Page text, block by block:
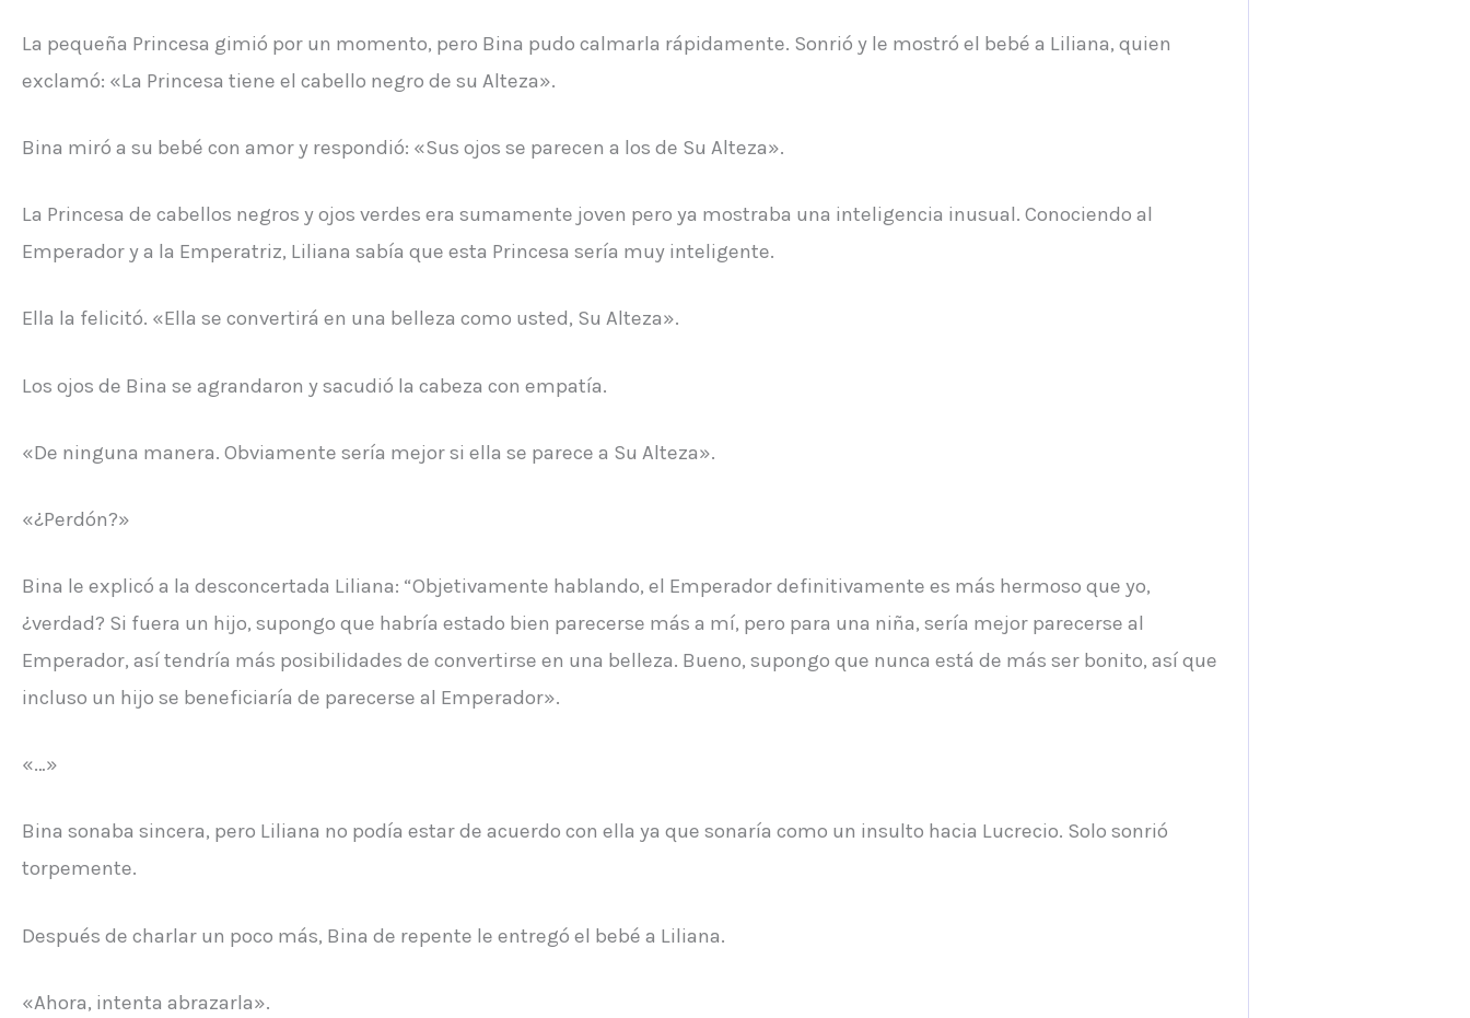
La pequeña Princesa gimió por un momento, pero Bina pudo calmarla rápidamente. Sonrió y le mostró el bebé a Liliana, quien
exclamó: «La Princesa tiene el cabello negro de su Alteza».
Bina miró a su bebé con amor y respondió: «Sus ojos se parecen a los de Su Alteza».
La Princesa de cabellos negros y ojos verdes era sumamente joven pero ya mostraba una inteligencia inusual. Conociendo al
Emperador y a la Emperatriz, Liliana sabía que esta Princesa sería muy inteligente.
Ella la felicitó. «Ella se convertirá en una belleza como usted, Su Alteza».
Los ojos de Bina se agrandaron y sacudió la cabeza con empatía.
«De ninguna manera. Obviamente sería mejor si ella se parece a Su Alteza».
«¿Perdón?»
Bina le explicó a la desconcertada Liliana: “Objetivamente hablando, el Emperador definitivamente es más hermoso que yo,
¿verdad? Si fuera un hijo, supongo que habría estado bien parecerse más a mí, pero para una niña, sería mejor parecerse al
Emperador, así tendría más posibilidades de convertirse en una belleza. Bueno, supongo que nunca está de más ser bonito, así que
incluso un hijo se beneficiaría de parecerse al Emperador».
«…»
Bina sonaba sincera, pero Liliana no podía estar de acuerdo con ella ya que sonaría como un insulto hacia Lucrecio. Solo sonrió
torpemente.
Después de charlar un poco más, Bina de repente le entregó el bebé a Liliana.
«Ahora, intenta abrazarla».